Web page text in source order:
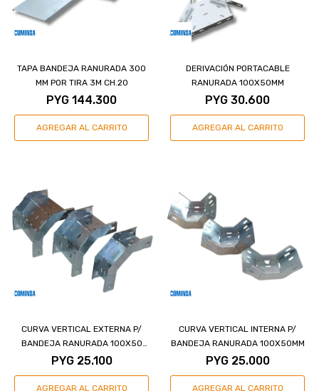
TAPA BANDEJA RANURADA 300
MM POR TIRA 3M CH.20
PYG 144.300
DERIVACIÓN PORTACABLE
RANURADA 100X50MM
PYG 30.600
CURVA VERTICAL EXTERNA P/
BANDEJA RANURADA 100X50
MM
PYG 25.100
CURVA VERTICAL INTERNA P/
BANDEJA RANURADA 100X50MM
PYG 25.000